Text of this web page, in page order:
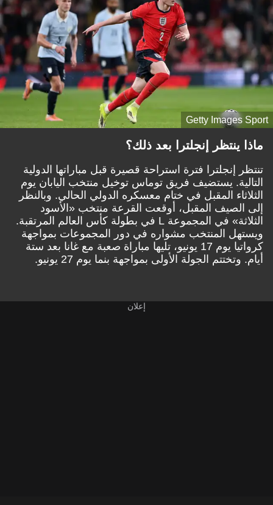
Getty Images Sport
ماذا ينتظر إنجلترا بعد ذلك؟
تنتظر إنجلترا فترة استراحة قصيرة قبل مباراتها الدولية
التالية. يستضيف فريق توماس توخيل منتخب اليابان يوم
الثلاثاء المقبل في ختام معسكره الدولي الحالي. وبالنظر
إلى الصيف المقبل، أوقعت القرعة منتخب «الأسود
الثلاثة» في المجموعة L في بطولة كأس العالم المرتقبة.
ويستهل المنتخب مشواره في دور المجموعات بمواجهة
كرواتيا يوم 17 يونيو، تليها مباراة صعبة مع غانا بعد ستة
أيام. وتختتم الجولة الأولى بمواجهة بنما يوم 27 يونيو.